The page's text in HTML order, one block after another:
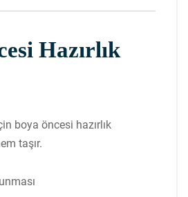
Hazırlık
boya öncesi hazırlık
taşır.